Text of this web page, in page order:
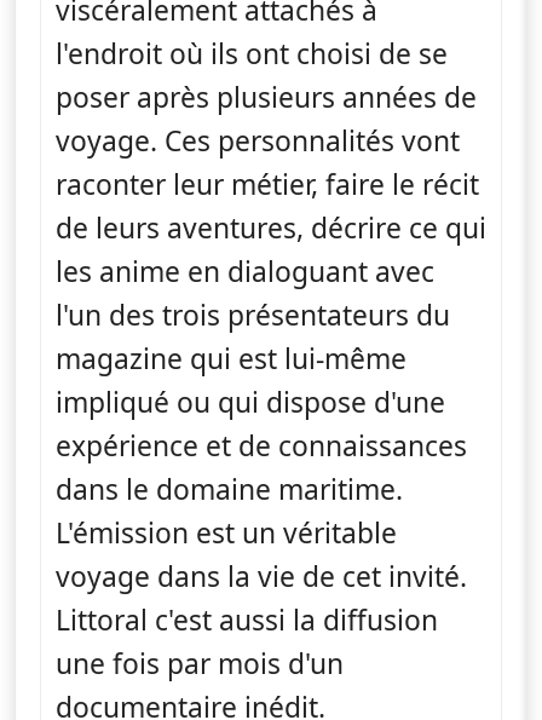
viscéralement attachés à
l'endroit où ils ont choisi de se
poser après plusieurs années de
voyage. Ces personnalités vont
raconter leur métier, faire le récit
de leurs aventures, décrire ce qui
les anime en dialoguant avec
l'un des trois présentateurs du
magazine qui est lui-même
impliqué ou qui dispose d'une
expérience et de connaissances
dans le domaine maritime.
L'émission est un véritable
voyage dans la vie de cet invité.
Littoral c'est aussi la diffusion
une fois par mois d'un
documentaire inédit.